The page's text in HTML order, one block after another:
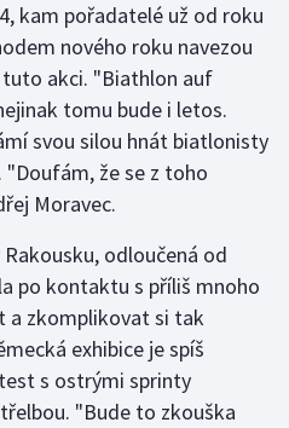
kam pořadatelé už od roku
nového roku navezou
akci. "Biathlon auf
tomu bude i letos.
svou silou hnát biatlonisty
"Doufám, že se z toho
Moravec.
odloučená od
po kontaktu s příliš mnoho
a zkomplikovat si tak
exhibice je spíš
s ostrými sprinty
"Bude to zkouška